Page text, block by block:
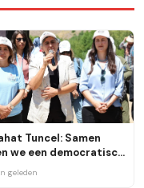
Tuncel: Samen
we een democratisch
opbouwen
geleden